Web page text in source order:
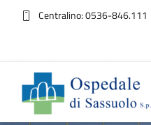
Centralino: 0536-846.111